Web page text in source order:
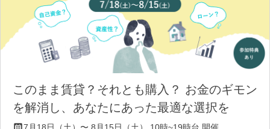
このまま賃貸？それとも購入？ お金のギモン
を解消し、あなたにあった最適な選択を
7月18日（土）〜 8月15日（土） 10時~19時台 開催